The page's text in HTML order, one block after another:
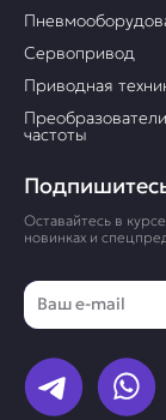
Оставайтесь в
новинках и
Email
Сервопривод
Приводная
Преобразователи
частоты